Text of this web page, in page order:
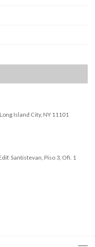
Island City, NY 11101
Santistevan, Piso 3, Ofi. 1